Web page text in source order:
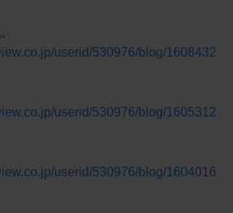
userid/530976/blog/1608432
userid/530976/blog/1605312
userid/530976/blog/1604016